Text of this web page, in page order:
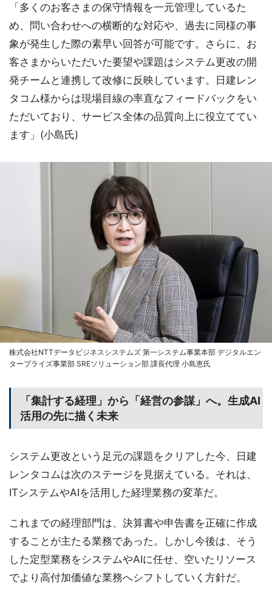
「多くのお客さまの保守情報を一元管理しているた
め、問い合わせへの横断的な対応や、過去に同様の事
象が発生した際の素早い回答が可能です。さらに、お
客さまからいただいた要望や課題はシステム更改の開
発チームと連携して改修に反映しています。日建レン
タコム様からは現場目線の率直なフィードバックをい
ただいており、サービス全体の品質向上に役立ててい
ます」(小島氏)
株式会社NTTデータビジネスシステムズ 第一システム事業本部 デジタルエン
タープライズ事業部 SREソリューション部 課長代理 小島恵氏
「集計する経理」から「経営の参謀」へ。生成AI
活用の先に描く未来
システム更改という足元の課題をクリアした今、日建
レンタコムは次のステージを見据えている。それは、
ITシステムやAIを活用した経理業務の変革だ。
これまでの経理部門は、決算書や申告書を正確に作成
することが主たる業務であった。しかし今後は、そう
した定型業務をシステムやAIに任せ、空いたリソース
でより高付加価値な業務へシフトしていく方針だ。